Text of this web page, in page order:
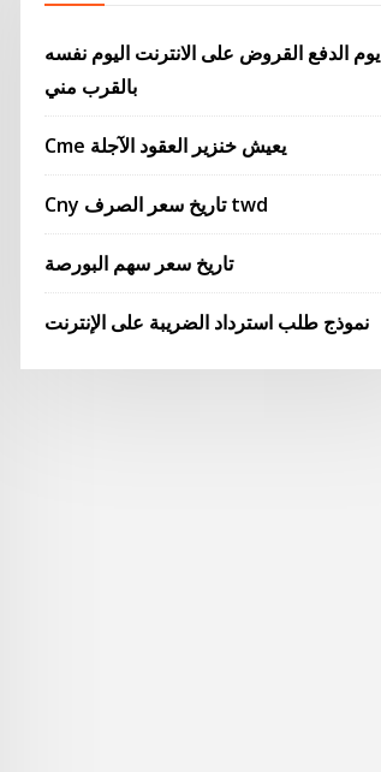
يوم الدفع القروض على الانترنت اليوم نفسه
بالقرب مني
Cme يعيش خنزير العقود الآجلة
Cny تاريخ سعر الصرف twd
تاريخ سعر سهم البورصة
نموذج طلب استرداد الضريبة على الإنترنت